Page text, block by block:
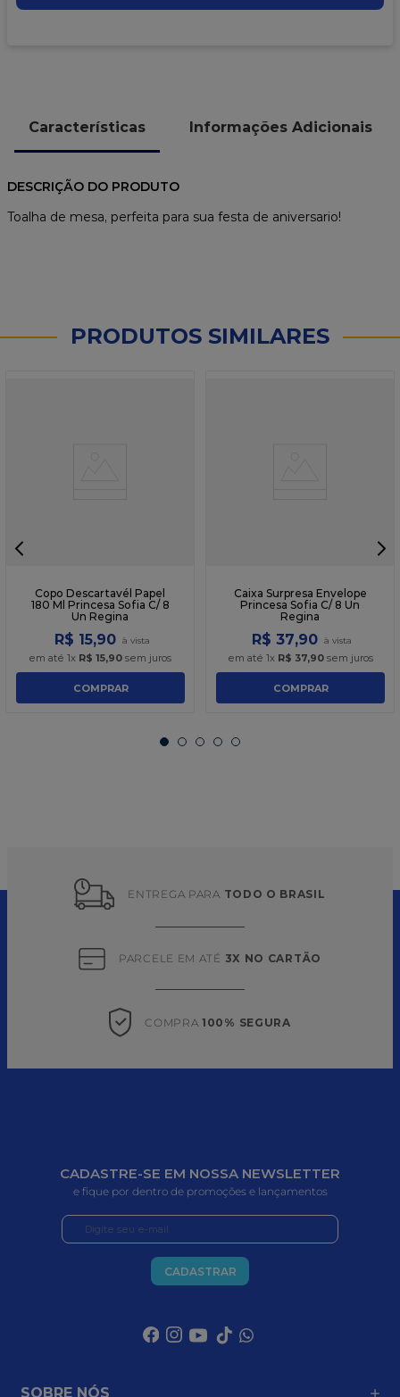
Características Informações Adicionais
DESCRIÇÃO DO PRODUTO
Toalha de mesa, perfeita para sua festa de aniversario!
PRODUTOS SIMILARES
Copo Descartavél Papel
180 Ml Princesa Sofia C/ 8
Un Regina
R$ 15,90
em até 1x R$ 15,90 sem juros
COMPRAR
Caixa Surpresa Envelope
Princesa Sofia C/ 8 Un
Regina
R$ 37,90
em até 1x R$ 37,90sem juros
COMPRAR
ENTREGA PARA TODO O BRASIL
PARCELE EM ATÉ 3X NO CARTÃO
COMPRA 100% SEGURA
CADASTRE-SE EM NOSSA NEWSLETTER
e fique por dentro de promoções e lançamentos
CADASTRAR
SOBRE NÓS